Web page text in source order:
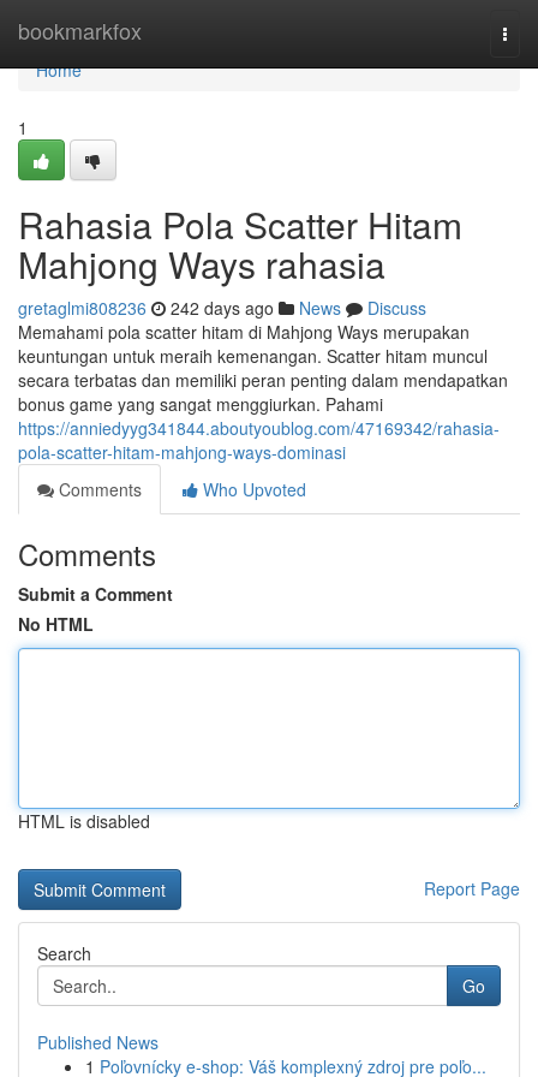
bookmarkfox
Home
Home
1
Rahasia Pola Scatter Hitam
Mahjong Ways rahasia
gretaglmi808236 242 days ago News
Discuss
Memahami pola scatter hitam di Mahjong Ways merupakan
keuntungan untuk meraih kemenangan. Scatter hitam muncul
secara terbatas dan memiliki peran penting dalam mendapatkan
bonus game yang sangat menggiurkan. Pahami
https://anniedyyg341844.aboutyoublog.com/47169342/rahasia-
pola-scatter-hitam-mahjong-ways-dominasi
Comments
Who Upvoted
Comments
Submit a Comment
No HTML
HTML is disabled
Report Page
Search
Go
Published News
1 Poľovnícky e-shop: Váš komplexný zdroj pre poľo...